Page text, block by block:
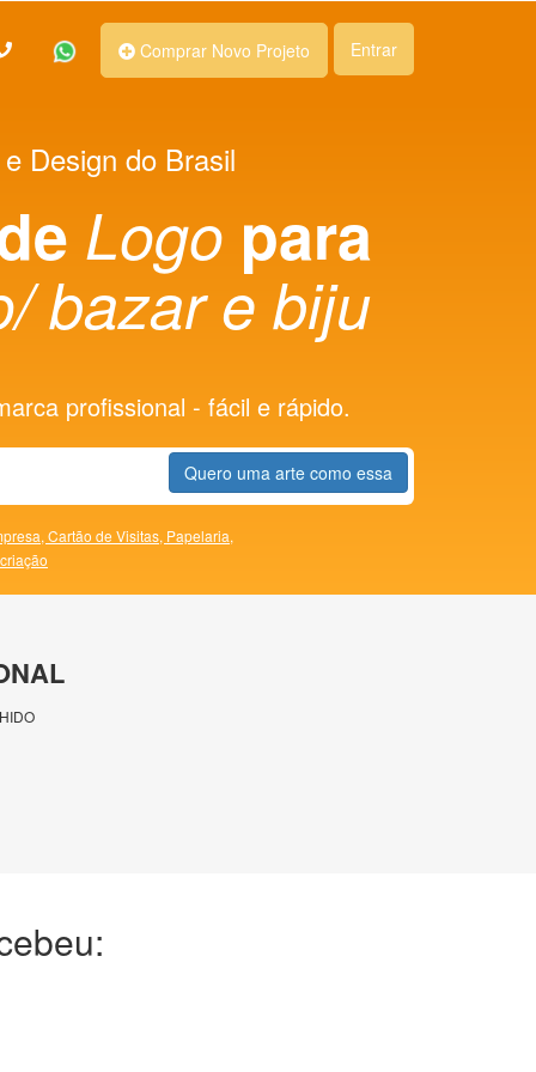
Comprar Novo Projeto Entrar
Design do Brasil
Logo para
bazar e biju
profissional - fácil e rápido.
Quero uma arte como essa
Cartão de Visitas, Papelaria,